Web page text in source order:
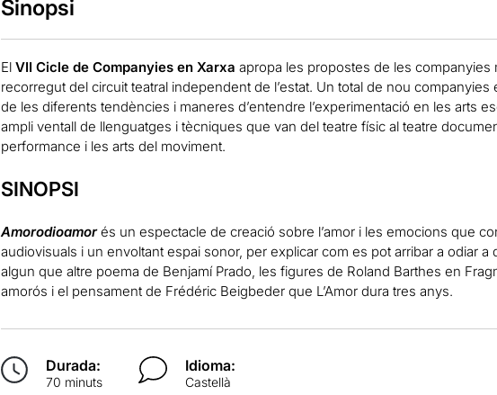
Sinopsi
El VII Cicle de Companyies en Xarxa apropa les propostes de les companyies
recorregut del circuit teatral independent de l’estat. Un total de nou companyies
de les diferents tendències i maneres d’entendre l’experimentació en les arts
ampli ventall de llenguatges i tècniques que van del teatre físic al teatre
performance i les arts del moviment.
SINOPSI
Amorodioamorés un espectacle de creació sobre l’amor i les emocions que
audiovisuals i un envoltant espai sonor, per explicar com es pot arribar a odiar a
algun que altre poema de Benjamí Prado, les figures de Roland Barthes en
amorós i el pensament de Frédéric Beigbeder que L’Amor dura tres anys.
Durada:
70 minuts
Idioma:
Castellà